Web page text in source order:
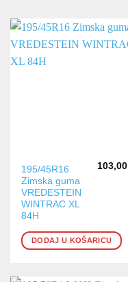
195/45R16
Zimska guma
VREDESTEIN
WINTRAC XL
84H
103,00
DODAJ U KOŠARICU